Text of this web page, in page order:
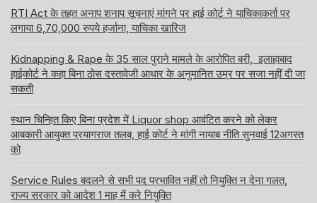
RTI Act के तहत अनाप शनाप सूचनाएं मांगने पर हाई कोर्ट ने याचिकाकर्ता पर
लगाया 6,70,000 रुपये हर्जाना, याचिका खारिज
Kidnapping & Rape के 35 साल पुराने मामले के आरोपित बरी, इलाहाबाद
हाईकोर्ट ने कहा बिना ठोस दस्तावेजी आधार के अनुमानित उम्र पर सजा नहीं दी जा
सकती
स्थान चिन्हित किए बिना प्रदेश में Liquor shop आवंटित करने को लेकर
आबकारी आयुक्त प्रयागराज तलब, हाई कोर्ट ने मांगी नायाब नीति सुनवाई 12अगस्त
को
Service Rules बदलने से सभी पद प्रभावित नहीं तो नियुक्ति न देना गलत,
राज्य सरकार को आदेश 1 माह में करे नियुक्ति